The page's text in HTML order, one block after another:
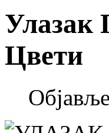
Улазак
Цвети